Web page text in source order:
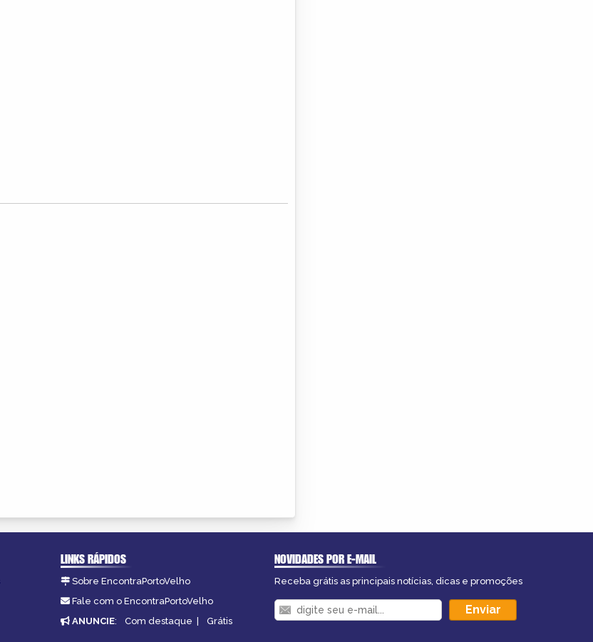
LINKS RÁPIDOS
Sobre EncontraPortoVelho
Fale com o EncontraPortoVelho
ANUNCIE: Com destaque | Grátis
NOVIDADES POR E-MAIL
Receba grátis as principais notícias, dicas e promoções